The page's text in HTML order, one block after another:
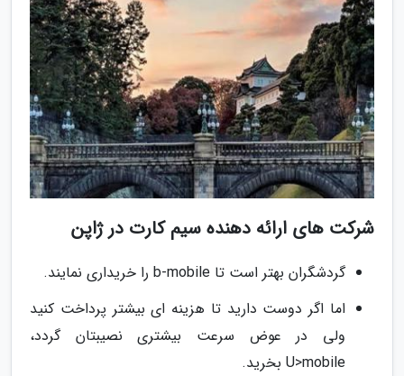
شرکت های ارائه دهنده سیم کارت در ژاپن
گردشگران بهتر است تا b-mobile را خریداری نمایند.
اما اگر دوست دارید تا هزینه ای بیشتر پرداخت کنید
ولی در عوض سرعت بیشتری نصیبتان گردد،
U>mobile بخرید.